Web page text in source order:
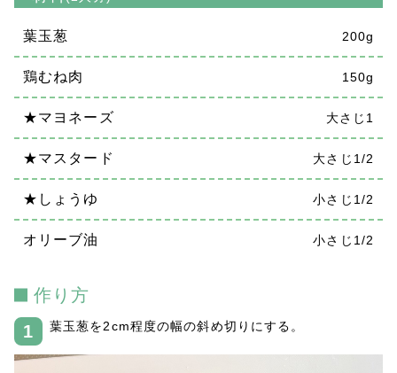
葉玉葱 200g
鶏むね肉 150g
★マヨネーズ 大さじ1
★マスタード 大さじ1/2
★しょうゆ 小さじ1/2
オリーブ油 小さじ1/2
作り方
葉玉葱を2cm程度の幅の斜め切りにする。